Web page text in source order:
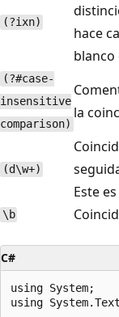
(?ixn)
hace
blanco
(?#case-
insensitive
comparison)
la
(d\w+)
Este
\b
C#
using System;
using